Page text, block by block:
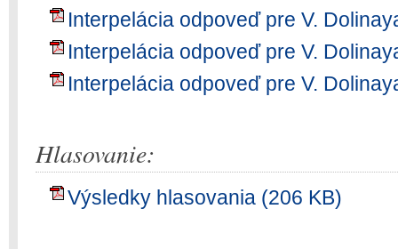
Interpelácia odpoveď pre V.
Interpelácia odpoveď pre V.
Interpelácia odpoveď pre V.
Hlasovanie:
Výsledky hlasovania (206 KB)